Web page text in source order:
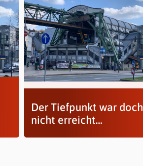
Der Tiefpunkt war doch
nicht erreicht…